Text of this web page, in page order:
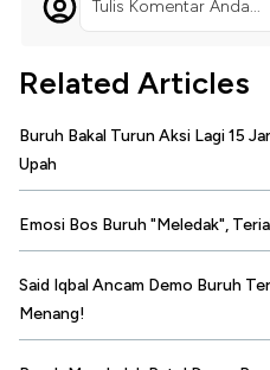
Tulis Komentar Anda...
Related Articles
Buruh Bakal Turun Aksi Lagi 15
Upah
Emosi Bos Buruh "Meledak",
Said Iqbal Ancam Demo Buruh
Menang!